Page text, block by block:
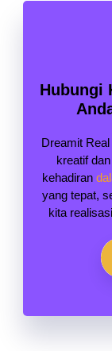
Hubungi
Dreamit
kreatif
kehadiran
yang tepat,
kita